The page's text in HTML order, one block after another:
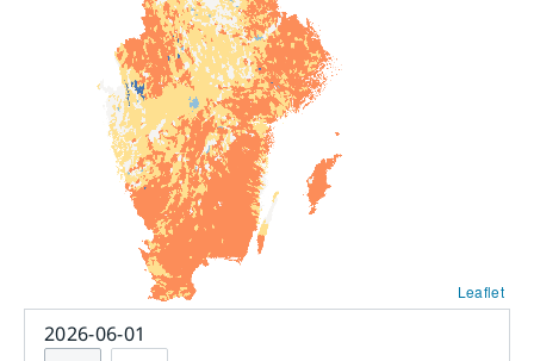
Leaflet
2026-06-01